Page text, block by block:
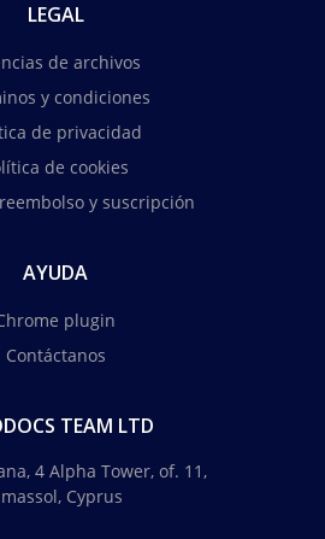
LEGAL
de archivos
y condiciones
de privacidad
de cookies
y suscripción
AYUDA
plugin
Contáctanos
TEAM LTD
4 Alpha Tower, of. 11,
Cyprus